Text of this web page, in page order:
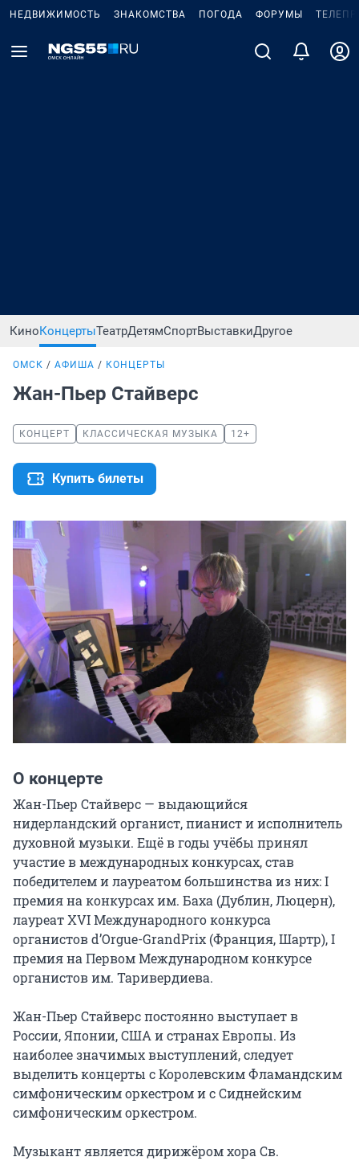
НЕДВИЖИМОСТЬ ЗНАКОМСТВА ПОГОДА ФОРУМЫ
КиноКонцертыТеатрДетямСпортВыставкиДругое
ОМСК АФИША КОНЦЕРТЫ
Жан-Пьер Стайверс
КОНЦЕРТ КЛАССИЧЕСКАЯ МУЗЫКА 12+
Купить билеты
О концерте
Жан-Пьер Стайверс — выдающийся
нидерландский органист, пианист и исполнитель
духовной музыки. Ещё в годы учёбы принял
участие в международных конкурсах, став
победителем и лауреатом большинства из них: I
премия на конкурсах им. Баха (Дублин, Люцерн),
лауреат XVI Международного конкурса
органистов d’Orgue-GrandPrix (Франция, Шартр), I
премия на Первом Международном конкурсе
органистов им. Таривердиева.
Жан-Пьер Стайверс постоянно выступает в
России, Японии, США и странах Европы. Из
наиболее значимых выступлений, следует
выделить концерты с Королевским Фламандским
симфоническим оркестром и с Сиднейским
симфоническим оркестром.
Музыкант является дирижёром хора Св.